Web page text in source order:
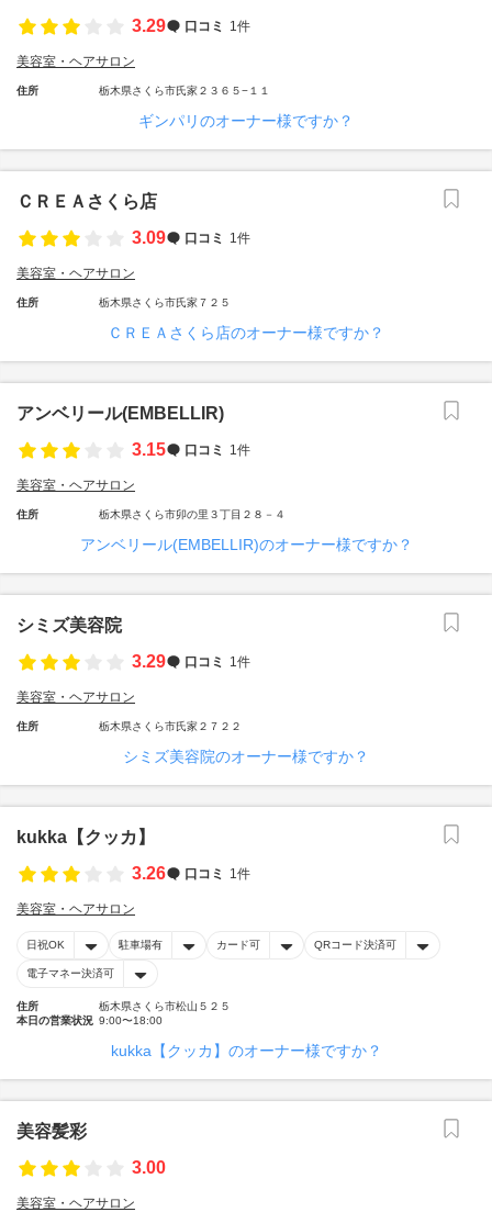
3.29
口コミ 1件
美容室・ヘアサロン
住所 栃木県さくら市氏家２３６５−１１
ギンパリのオーナー様ですか？
ＣＲＥＡさくら店
3.09
口コミ 1件
美容室・ヘアサロン
住所 栃木県さくら市氏家７２５
ＣＲＥＡさくら店のオーナー様ですか？
アンベリール(EMBELLIR)
3.15
口コミ 1件
美容室・ヘアサロン
住所 栃木県さくら市卯の里３丁目２８－４
アンベリール(EMBELLIR)のオーナー様ですか？
シミズ美容院
3.29
口コミ 1件
美容室・ヘアサロン
住所 栃木県さくら市氏家２７２２
シミズ美容院のオーナー様ですか？
kukka【クッカ】
3.26
口コミ 1件
美容室・ヘアサロン
日祝OK 駐車場有 カード可 QRコード決済可
電子マネー決済可
住所
栃木県さくら市松山５２５
本日の営業状況 9:00〜18:00
kukka【クッカ】のオーナー様ですか？
美容髪彩
3.00
美容室・ヘアサロン